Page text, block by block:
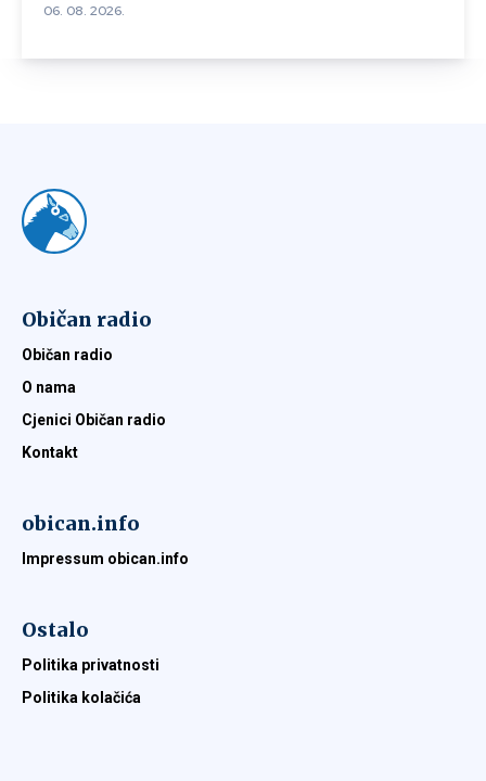
06. 08. 2026.
Običan radio
Običan radio
O nama
Cjenici Običan radio
Kontakt
obican.info
Impressum obican.info
Ostalo
Politika privatnosti
Politika kolačića